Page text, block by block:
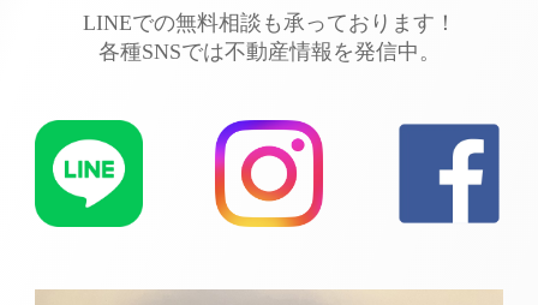
LINEでの無料相談も承っております！
各種SNSでは不動産情報を発信中。